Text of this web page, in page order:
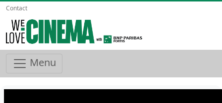
Contact
Menu